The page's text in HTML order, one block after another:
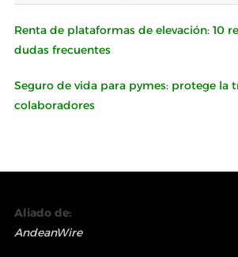
Renta de plataformas de elevación: 10
dudas frecuentes
Seguro de vida para pymes: protege la
colaboradores
Aliado de:
AndeanWire